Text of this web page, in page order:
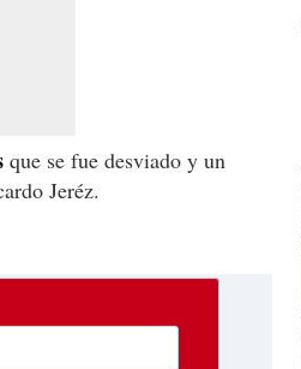
que se fue desviado y un
Jeréz.